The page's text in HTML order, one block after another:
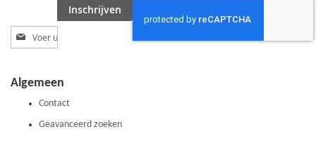
Abonneer
u
nieuwsbrief
Inschrijven
Algemeen
Contact
Geavanceerd zoeken